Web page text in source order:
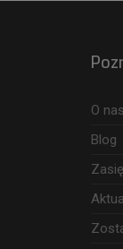
O nas
Blog